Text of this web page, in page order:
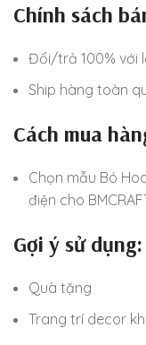
Chính sách
Đổi/trả 100% với
Ship hàng toàn
Cách mua
Chọn mẫu Bó
điện cho
Gợi ý sử dụng:
Quà tặng
Trang trí decor